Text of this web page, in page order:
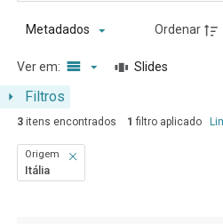
Filtros
Metadados Ordenar
Ver em: Slides
3itens encontrados 1 filtro aplicado
Origem
Itália